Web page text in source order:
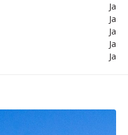
Ja
Ja
Ja
Ja
Ja